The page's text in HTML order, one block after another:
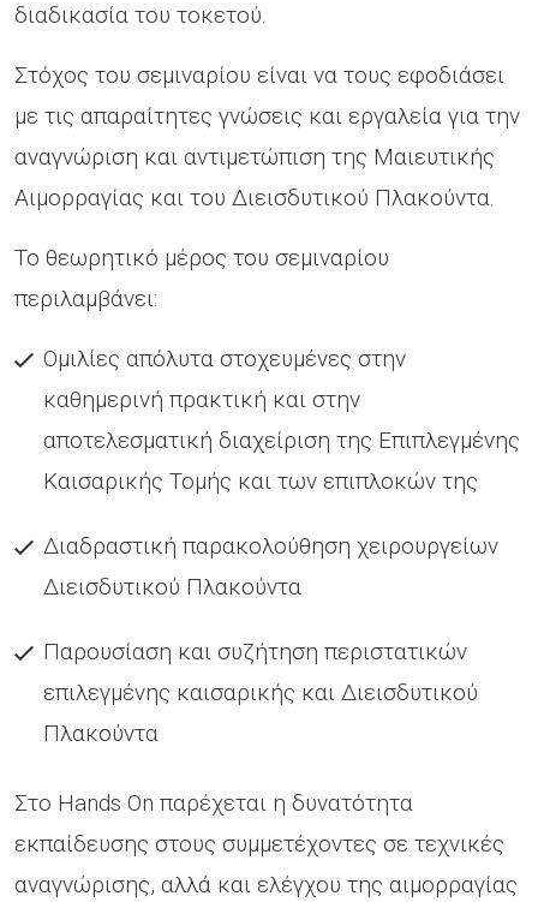
διαδικασία του τοκετού.
Στόχος του σεμιναρίου είναι να τους εφοδιάσει
με τις απαραίτητες γνώσεις και εργαλεία για την
αναγνώριση και αντιμετώπιση της Μαιευτικής
Αιμορραγίας και του Διεισδυτικού Πλακούντα.
Το θεωρητικό μέρος του σεμιναρίου
περιλαμβάνει:
Ομιλίες απόλυτα στοχευμένες στην
καθημερινή πρακτική και στην
αποτελεσματική διαχείριση της Επιπλεγμένης
Καισαρικής Τομής και των επιπλοκών της
Διαδραστική παρακολούθηση χειρουργείων
Διεισδυτικού Πλακούντα
Παρουσίαση και συζήτηση περιστατικών
επιλεγμένης καισαρικής και Διεισδυτικού
Πλακούντα
Στο Hands On παρέχεται η δυνατότητα
εκπαίδευσης στους συμμετέχοντες σε τεχνικές
αναγνώρισης, αλλά και ελέγχου της αιμορραγίας